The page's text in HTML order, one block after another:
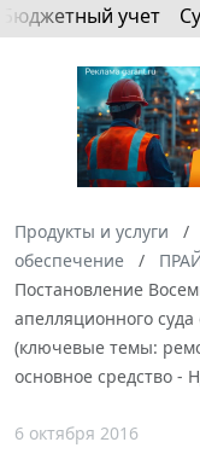
Бюджетный учет
Продукты и услуги
обеспечение
Постановление
апелляционного
(ключевые темы:
основное средство -
6 октября 2016